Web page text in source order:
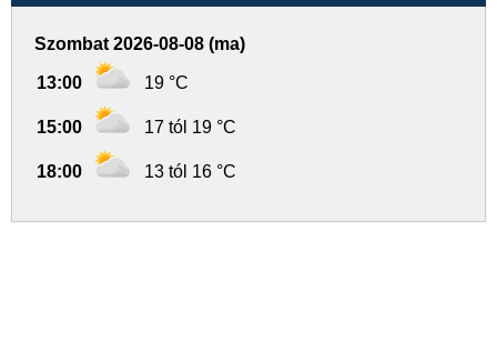
Szombat 2026-08-08 (ma)
13:00 19 °C
15:00 17 tól 19 °C
18:00 13 tól 16 °C